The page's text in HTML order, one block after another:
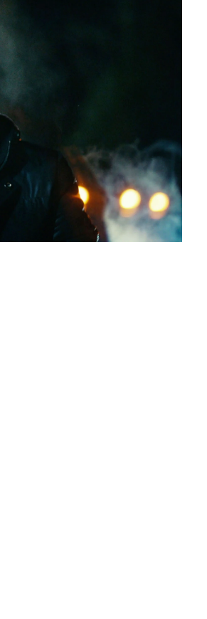
que su padre está ahí
a la pequeña, que
que la lleve con
llevarse a su nieta,
al verla llorar ha
de su padre y de su
ya que si lo hace, Sancar
cuando se entera de
a Mavi salen a buscar
fuera del país?